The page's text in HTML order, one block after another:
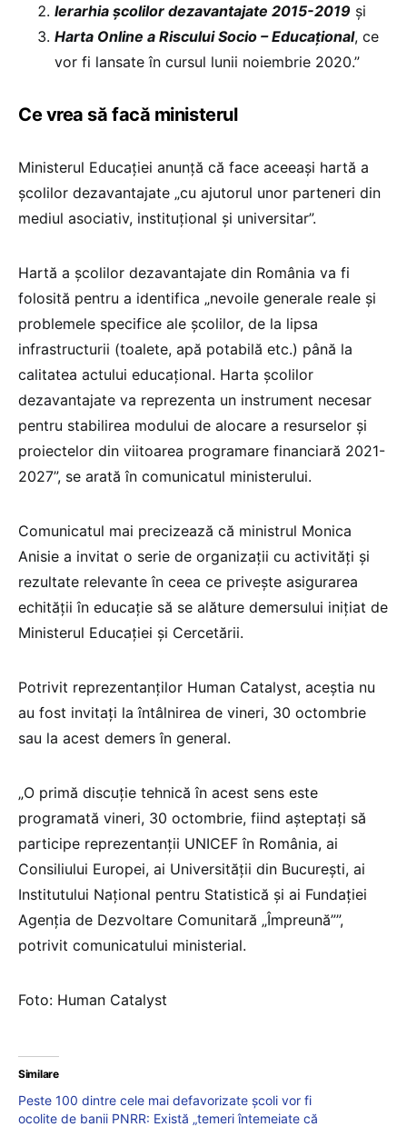
Ierarhia școlilor dezavantajate 2015-2019 și
Harta Online a Riscului Socio – Educațional, ce
vor fi lansate în cursul lunii noiembrie 2020.”
Ce vrea să facă ministerul
Ministerul Educației anunță că face aceeași hartă a
școlilor dezavantajate „cu ajutorul unor parteneri din
mediul asociativ, instituțional și universitar”.
Hartă a școlilor dezavantajate din România va fi
folosită pentru a identifica „nevoile generale reale și
problemele specifice ale școlilor, de la lipsa
infrastructurii (toalete, apă potabilă etc.) până la
calitatea actului educațional. Harta școlilor
dezavantajate va reprezenta un instrument necesar
pentru stabilirea modului de alocare a resurselor și
proiectelor din viitoarea programare financiară 2021-
2027”, se arată în comunicatul ministerului.
Comunicatul mai precizează că ministrul Monica
Anisie a invitat o serie de organizații cu activități și
rezultate relevante în ceea ce privește asigurarea
echității în educație să se alăture demersului inițiat de
Ministerul Educației și Cercetării.
Potrivit reprezentanților Human Catalyst, aceștia nu
au fost invitați la întâlnirea de vineri, 30 octombrie
sau la acest demers în general.
„O primă discuție tehnică în acest sens este
programată vineri, 30 octombrie, fiind așteptați să
participe reprezentanții UNICEF în România, ai
Consiliului Europei, ai Universității din București, ai
Institutului Național pentru Statistică și ai Fundației
Agenția de Dezvoltare Comunitară „Împreună””,
potrivit comunicatului ministerial.
Foto: Human Catalyst
Similare
Peste 100 dintre cele mai defavorizate școli vor fi
ocolite de banii PNRR: Există „temeri întemeiate că